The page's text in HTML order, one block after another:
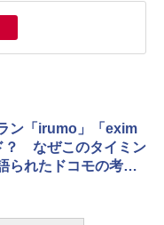
ン「irumo」「exim
？ なぜこのタイミン
れたドコモの考え